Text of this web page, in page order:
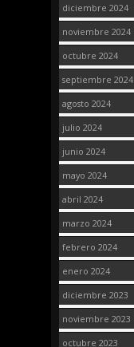
diciembre 2024
noviembre 2024
octubre 2024
septiembre 2024
agosto 2024
julio 2024
junio 2024
mayo 2024
abril 2024
marzo 2024
febrero 2024
enero 2024
diciembre 2023
noviembre 2023
octubre 2023